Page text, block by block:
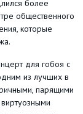
более
общественного
которые
для гобоя с
из лучших в
парящими